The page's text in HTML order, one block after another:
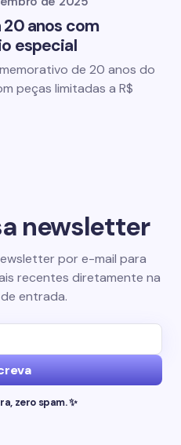
20 anos com
especial
de 20 anos do
peças limitadas a R$
newsletter
por e-mail para
recentes diretamente na
entrada.
zero spam. ✨